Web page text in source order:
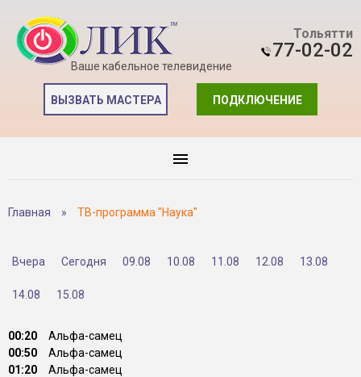
Ваше кабельное телевидение
Тольятти
77-02-02
ПОДКЛЮЧЕНИЕ
ВЫЗВАТЬ МАСТЕРА
Главная » ТВ-программа "Наука"
Вчера Сегодня 09.08 10.08 11.08 12.08 13.08
14.08 15.08
00:20
Альфа-самец
00:50
Альфа-самец
01:20
Альфа-самец